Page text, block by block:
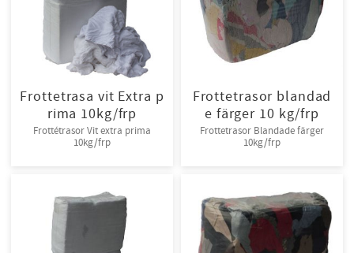
Frottetrasa vit Extra p
rima 10kg/frp
Frottétrasor Vit extra prima
10kg/frp
Frottetrasor blandad
e färger 10 kg/frp
Frottetrasor Blandade färger
10kg/frp